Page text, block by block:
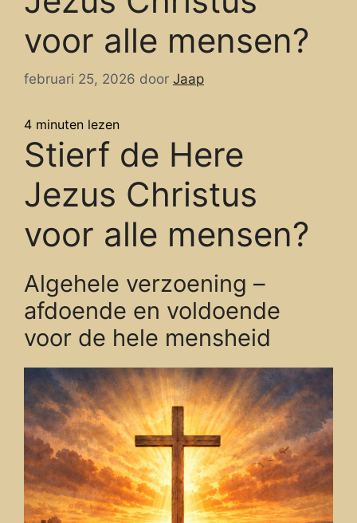
voor alle mensen?
februari 25, 2026 door Jaap
4 minuten lezen
Stierf de Here
Jezus Christus
voor alle mensen?
Algehele verzoening –
afdoende en voldoende
voor de hele mensheid